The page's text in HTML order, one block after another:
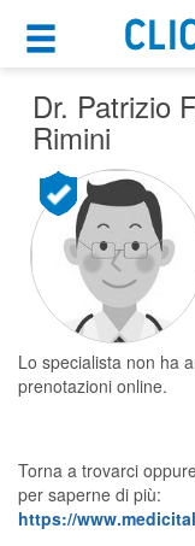
Ginecologo
Rimini (RN)
Cosa possiamo
Per i pazienti
Prenota
Ricerca
Consulti
(su medicitalia.it)
Planner e
Dr. Patrizio
Rimini
Lo specialista non ha
prenotazioni online.
Torna a trovarci
per saperne di più:
https://